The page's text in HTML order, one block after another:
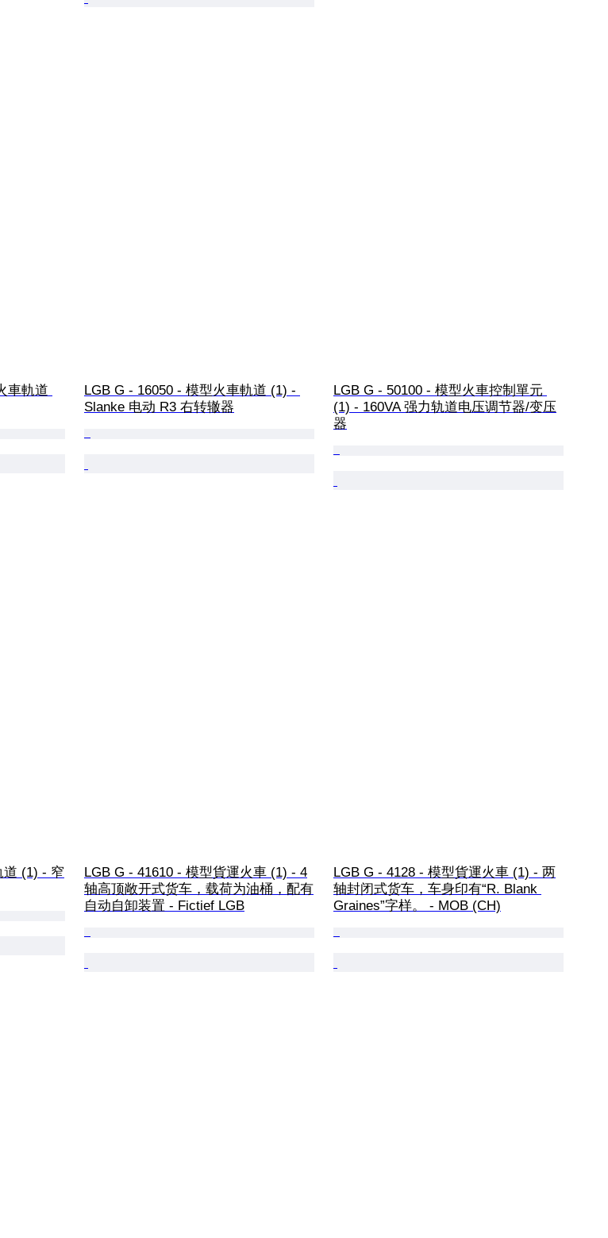
車軌道
LGB G - 16050 - 模型火車軌道 (1) -
Slanke 电动 R3 右转辙器
LGB G - 50100 - 模型火車控制單元
(1) - 160VA 强力轨道电压调节器/变压
器
道 (1) - 窄
LGB G - 41610 - 模型貨運火車 (1) - 4
轴高顶敞开式货车，载荷为油桶，配有
自动自卸装置 - Fictief LGB
LGB G - 4128 - 模型貨運火車 (1) - 两
轴封闭式货车，车身印有“R. Blank
Graines”字样。 - MOB (CH)